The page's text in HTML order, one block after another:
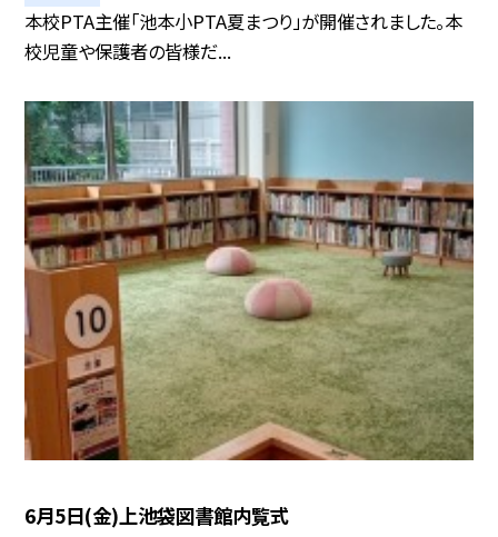
本校PTA主催「池本小PTA夏まつり」が開催されました。本
校児童や保護者の皆様だ...
6月5日(金)上池袋図書館内覧式